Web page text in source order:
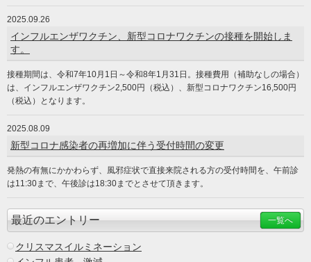
2025.09.26
インフルエンザワクチン、新型コロナワクチンの接種を開始しま
す。
接種期間は、令和7年10月1日～令和8年1月31日。接種費用（補助なしの場合）
は、インフルエンザワクチン2,500円（税込）、新型コロナワクチン16,500円
（税込）となります。
2025.08.09
新型コロナ感染者の再増加に伴う受付時間の変更
発熱の有無にかかわらず、風邪症状で直接来院される方の受付時間を、午前診
は11:30まで、午後診は18:30までとさせて頂きます。
最近のエントリー 一覧へ
クリスマスイルミネーション